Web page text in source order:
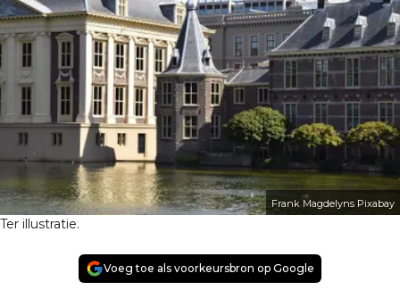
Frank Magdelyns Pixabay
Ter illustratie.
Voeg toe als voorkeursbron op Google